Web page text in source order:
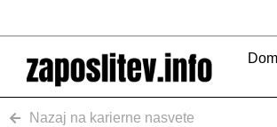
to
content
Nazaj na karierne nasvete